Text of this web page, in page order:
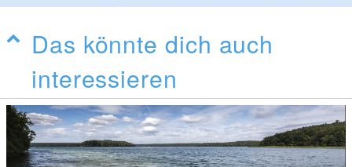
Das könnte dich auch
interessieren